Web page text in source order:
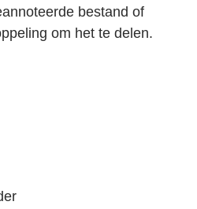
bestand of
om het te delen.